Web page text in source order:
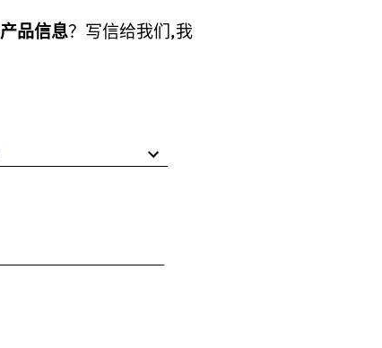
产品信息？写信给我们,我